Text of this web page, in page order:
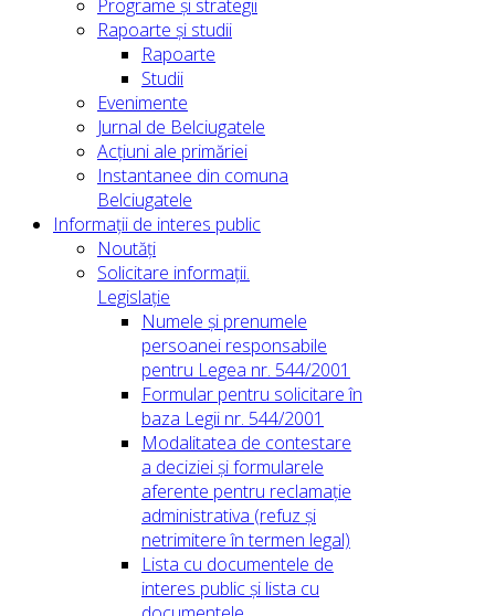
Programe și strategii
Rapoarte și studii
Rapoarte
Studii
Evenimente
Jurnal de Belciugatele
Acțiuni ale primăriei
Instantanee din comuna
Belciugatele
Informații de interes public
Noutăți
Solicitare informații.
Legislație
Numele și prenumele
persoanei responsabile
pentru Legea nr. 544/2001
Formular pentru solicitare în
baza Legii nr. 544/2001
Modalitatea de contestare
a deciziei și formularele
aferente pentru reclamație
administrativa (refuz și
netrimitere în termen legal)
Lista cu documentele de
interes public și lista cu